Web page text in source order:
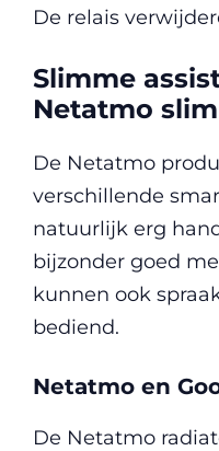
De relais
Slimme
Netatmo
De Netatmo
verschillende
natuurlijk erg
bijzonder goed
kunnen ook
bediend.
Netatmo en
De Netatmo